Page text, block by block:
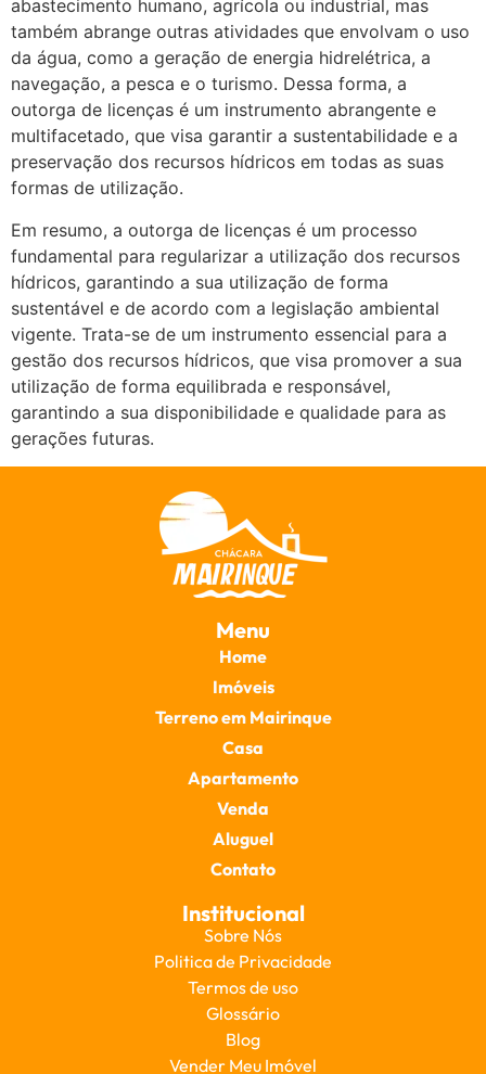
abastecimento humano, agrícola ou industrial, mas
também abrange outras atividades que envolvam o uso
da água, como a geração de energia hidrelétrica, a
navegação, a pesca e o turismo. Dessa forma, a
outorga de licenças é um instrumento abrangente e
multifacetado, que visa garantir a sustentabilidade e a
preservação dos recursos hídricos em todas as suas
formas de utilização.
Em resumo, a outorga de licenças é um processo
fundamental para regularizar a utilização dos recursos
hídricos, garantindo a sua utilização de forma
sustentável e de acordo com a legislação ambiental
vigente. Trata-se de um instrumento essencial para a
gestão dos recursos hídricos, que visa promover a sua
utilização de forma equilibrada e responsável,
garantindo a sua disponibilidade e qualidade para as
gerações futuras.
Menu
Home
Imóveis
Terreno em Mairinque
Casa
Apartamento
Venda
Aluguel
Contato
Institucional
Sobre Nós
Politica de Privacidade
Termos de uso
Glossário
Blog
Vender Meu Imóvel